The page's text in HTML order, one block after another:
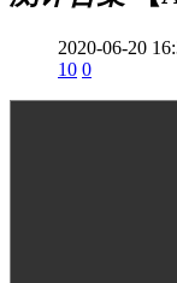
2020-06-20
10 0